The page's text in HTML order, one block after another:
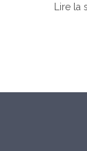
Lire la